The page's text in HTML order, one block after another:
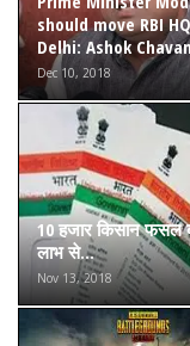
should move RBI
Delhi: Ashok
Dec 10, 2018
10 हजार किसान फसल
लाभ से...
Nov 13, 2018